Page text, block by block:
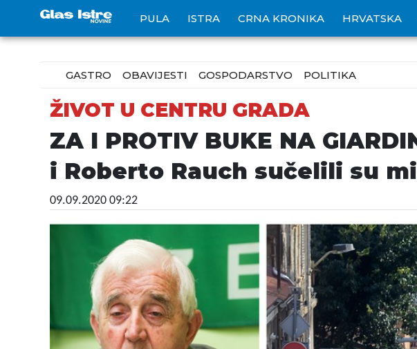
PULA ISTRA CRNA KRONIKA HRVATSKA
GASTRO OBAVIJESTI GOSPODARSTVO POLITIKA
ŽIVOT U CENTRU GRADA
ZA I PROTIV BUKE NA
i Roberto Rauch sučelili su
09.09.2020 09:22